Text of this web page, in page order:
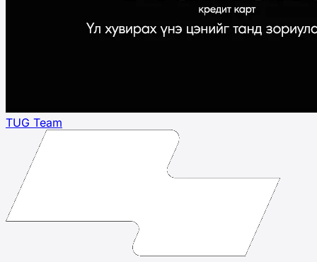
TUG Team